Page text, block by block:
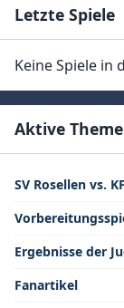
Letzte Spiele
Keine Spiele in
Aktive
SV Rosellen vs.
Ergebnisse der
Fanartikel